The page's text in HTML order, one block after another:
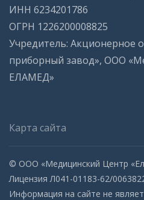
ИНН 6234201786
ОГРН 1226200008825
Учредитель: Акционерное
приборный завод», ООО
ЕЛАМЕД»
Карта сайта
© ООО «Медицинский Центр
Лицензия Л041-01183-62/
Информация на сайте не